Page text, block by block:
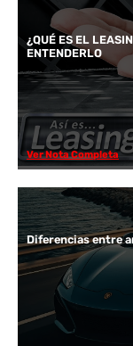
¿QUÉ ES EL
ENTENDERLO
Ver Nota Completa
Diferencias entre